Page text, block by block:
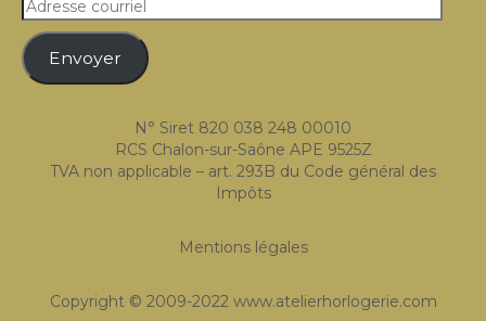
courriel
Envoyer
N° Siret 820 038 248 00010
RCS Chalon-sur-Saône APE 9525Z
TVA non applicable – art. 293B du Code général des
Impôts
Mentions légales
Copyright © 2009-2022 www.atelierhorlogerie.com